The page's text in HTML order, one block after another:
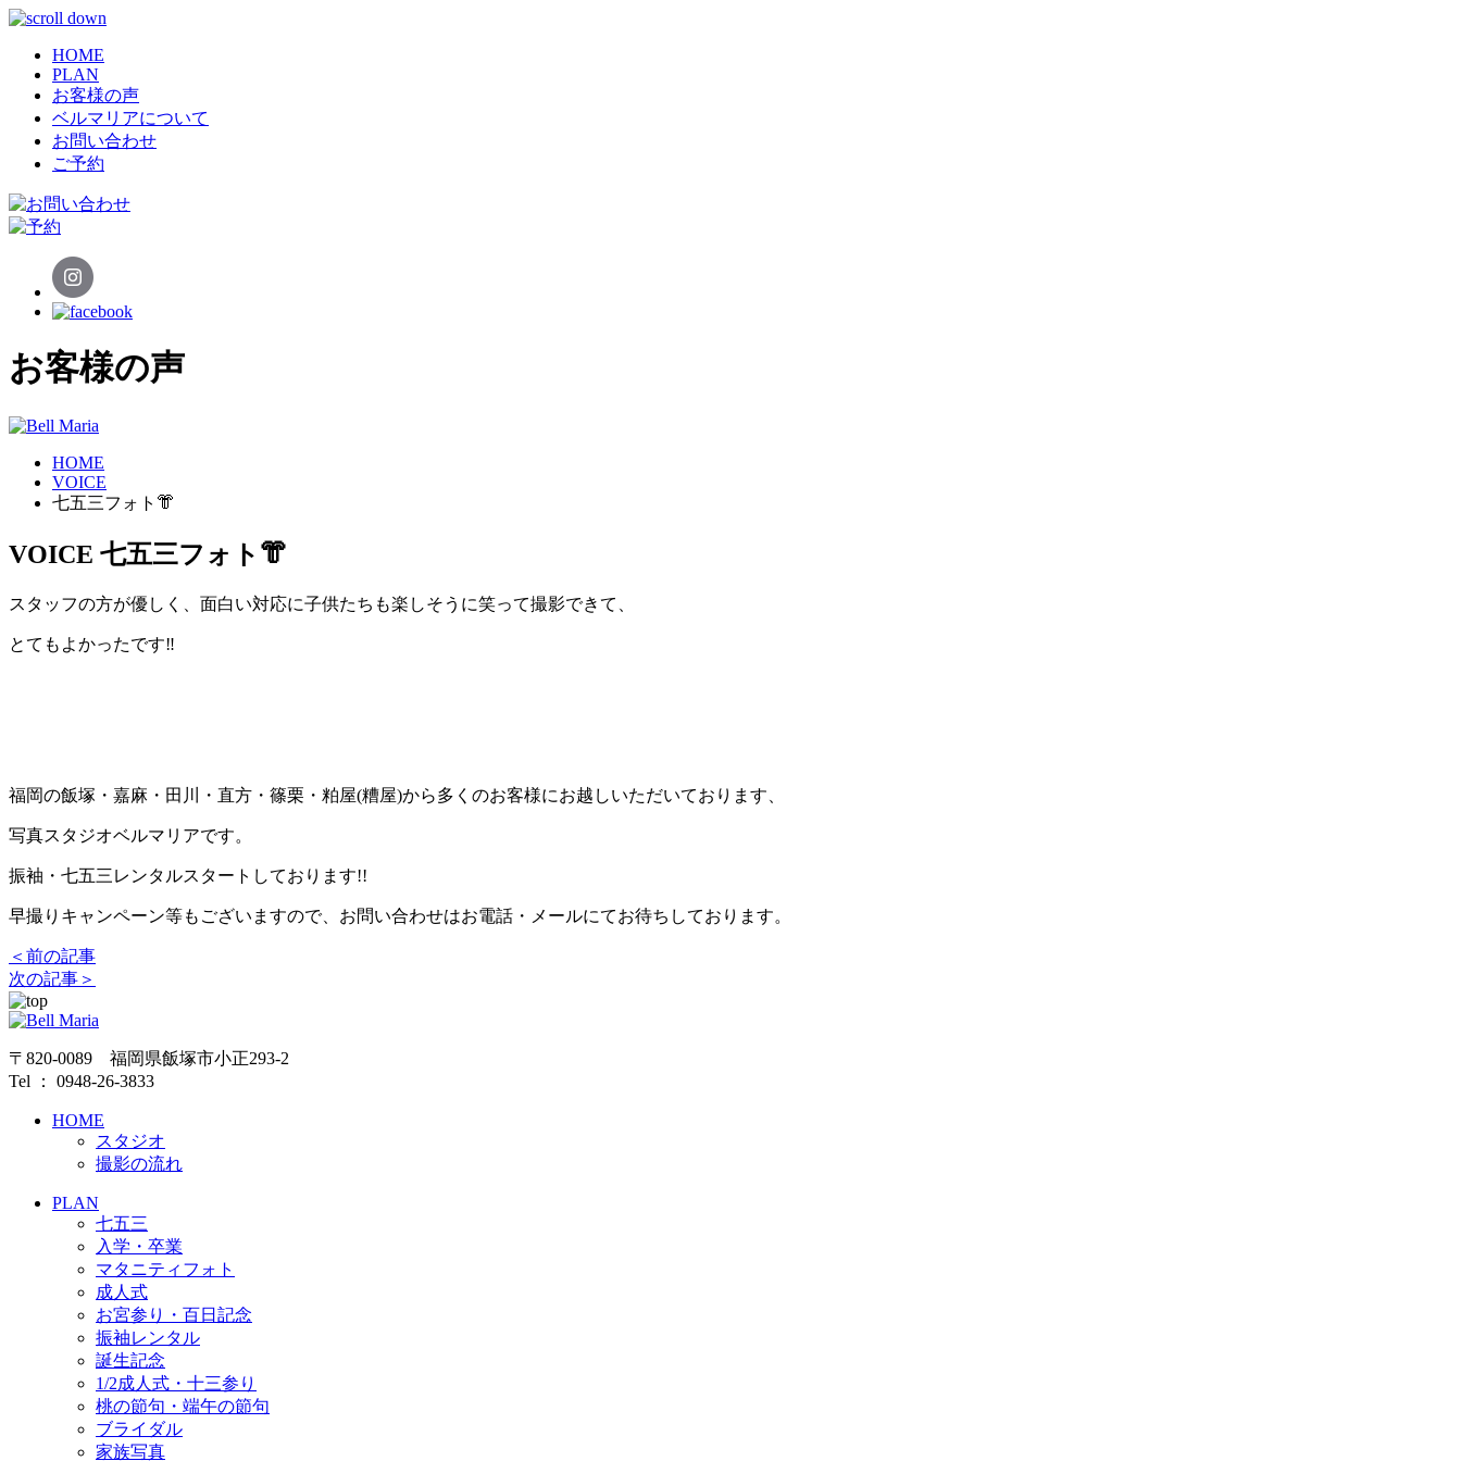
HOME
PLAN
お客様の声
ベルマリアについて
お問い合わせ
ご予約
お客様の声
HOME
VOICE
七五三フォト👘
VOICE 七五三フォト👘
スタッフの方が優しく、面白い対応に子供たちも楽しそうに笑って撮影できて、
とてもよかったです‼️
福岡の飯塚・嘉麻・田川・直方・篠栗・粕屋(糟屋)から多くのお客様にお越しいただいております、
写真スタジオベルマリアです。
振袖・七五三レンタルスタートしております!!
早撮りキャンペーン等もございますので、お問い合わせはお電話・メールにてお待ちしております。
＜前の記事
次の記事＞
〒820-0089 福岡県飯塚市小正293-2
Tel ： 0948-26-3833
HOME
スタジオ
撮影の流れ
PLAN
七五三
入学・卒業
マタニティフォト
成人式
お宮参り・百日記念
振袖レンタル
誕生記念
1/2成人式・十三参り
桃の節句・端午の節句
ブライダル
家族写真